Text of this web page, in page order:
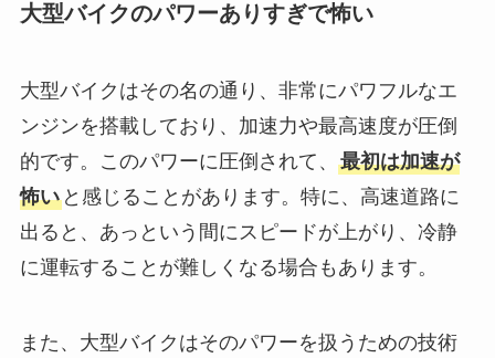
大型バイクのパワーありすぎで怖い
大型バイクはその名の通り、非常にパワフルなエ
ンジンを搭載しており、加速力や最高速度が圧倒
的です。このパワーに圧倒されて、 最初は加速が
怖いと感じることがあります。特に、高速道路に
出ると、あっという間にスピードが上がり、冷静
に運転することが難しくなる場合もあります。
また、大型バイクはそのパワーを扱うための技術